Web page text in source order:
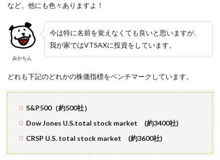
など。他にも色々ありますよ！
みかちん
今は特に名前を覚えなくても良いと思いますが、
我が家ではVTSAXに投資をしています。
どれも下記のどれかの株価指標をベンチマークしています。
S&P500（約500社）
Dow Jones U.S.total stock market (約3400社)
CRSP U.S. total stock market (約3600社)